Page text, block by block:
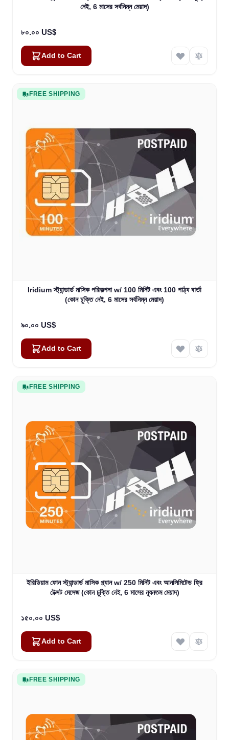
নেই, 6 মাসের সর্বনিম্ন মেয়াদ)
৮০.০০ US$
Add to Cart
FREE SHIPPING
Iridium স্ট্যান্ডার্ড মাসিক পরিকল্পনা w/ 100 মিনিট এবং 100 পাঠ্য বার্তা
(কোন চুক্তি নেই, 6 মাসের সর্বনিম্ন মেয়াদ)
৯০.০০ US$
Add to Cart
FREE SHIPPING
ইরিডিয়াম ফোন স্ট্যান্ডার্ড মাসিক প্ল্যান w/ 250 মিনিট এবং আনলিমিটেড ফ্রি
টেক্সট মেসেজ (কোন চুক্তি নেই, 6 মাসের ন্যূনতম মেয়াদ)
১৫০.০০ US$
Add to Cart
FREE SHIPPING